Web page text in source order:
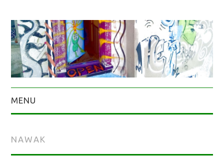
MENU
NAWAK